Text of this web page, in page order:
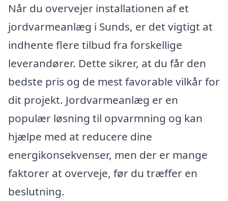
Når du overvejer installationen af et
jordvarmeanlæg i Sunds, er det vigtigt at
indhente flere tilbud fra forskellige
leverandører. Dette sikrer, at du får den
bedste pris og de mest favorable vilkår for
dit projekt. Jordvarmeanlæg er en
populær løsning til opvarmning og kan
hjælpe med at reducere dine
energikonsekvenser, men der er mange
faktorer at overveje, før du træffer en
beslutning.